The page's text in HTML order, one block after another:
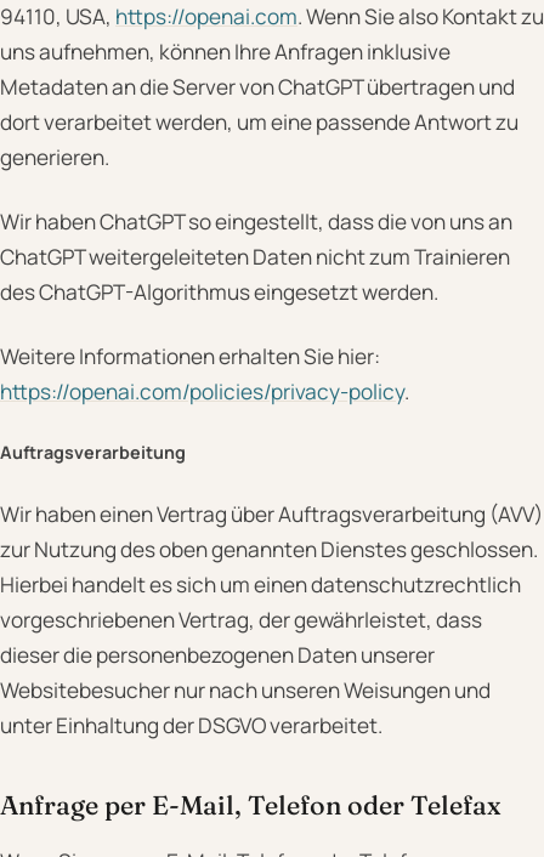
94110, USA, https://openai.com. Wenn Sie also Kontakt zu
uns aufnehmen, können Ihre Anfragen inklusive
Metadaten an die Server von ChatGPT übertragen und
dort verarbeitet werden, um eine passende Antwort zu
generieren.
Wir haben ChatGPT so eingestellt, dass die von uns an
ChatGPT weitergeleiteten Daten nicht zum Trainieren
des ChatGPT-Algorithmus eingesetzt werden.
Weitere Informationen erhalten Sie hier:
https://openai.com/policies/privacy-policy.
Auftragsverarbeitung
Wir haben einen Vertrag über Auftragsverarbeitung (AVV)
zur Nutzung des oben genannten Dienstes geschlossen.
Hierbei handelt es sich um einen datenschutzrechtlich
vorgeschriebenen Vertrag, der gewährleistet, dass
dieser die personenbezogenen Daten unserer
Websitebesucher nur nach unseren Weisungen und
unter Einhaltung der DSGVO verarbeitet.
Anfrage per E-Mail, Telefon oder Telefax